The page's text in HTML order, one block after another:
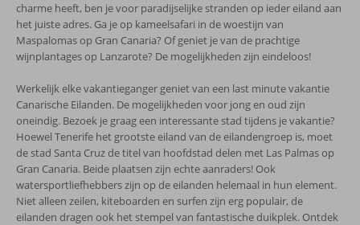
charme heeft, ben je voor paradijselijke stranden op ieder eiland aan
het juiste adres. Ga je op kameelsafari in de woestijn van
Maspalomas op Gran Canaria? Of geniet je van de prachtige
wijnplantages op Lanzarote? De mogelijkheden zijn eindeloos!
Werkelijk elke vakantieganger geniet van een last minute vakantie
Canarische Eilanden. De mogelijkheden voor jong en oud zijn
oneindig. Bezoek je graag een interessante stad tijdens je vakantie?
Hoewel Tenerife het grootste eiland van de eilandengroep is, moet
de stad Santa Cruz de titel van hoofdstad delen met Las Palmas op
Gran Canaria. Beide plaatsen zijn echte aanraders! Ook
watersportliefhebbers zijn op de eilanden helemaal in hun element.
Niet alleen zeilen, kiteboarden en surfen zijn erg populair, de
eilanden dragen ook het stempel van fantastische duikplek. Ontdek